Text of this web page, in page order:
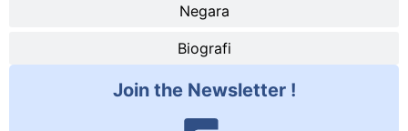
Negara
Biografi
Join the Newsletter !